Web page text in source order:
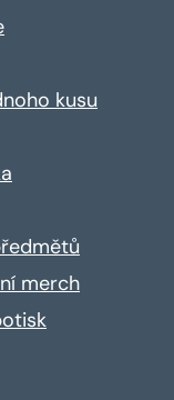
kusu
merch